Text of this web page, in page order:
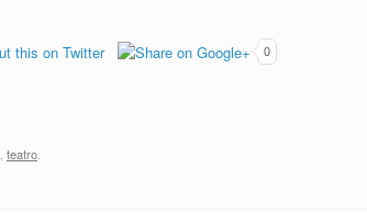
0
teatro